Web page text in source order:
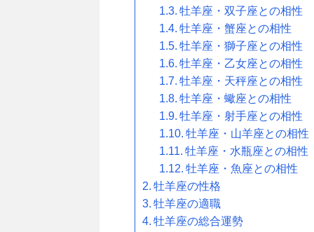
牡羊座・双子座との相性
牡羊座・蟹座との相性
牡羊座・獅子座との相性
牡羊座・乙女座との相性
牡羊座・天秤座との相性
牡羊座・蠍座との相性
牡羊座・射手座との相性
牡羊座・山羊座との相性
牡羊座・水瓶座との相性
牡羊座・魚座との相性
牡羊座の性格
牡羊座の適職
牡羊座の総合運勢